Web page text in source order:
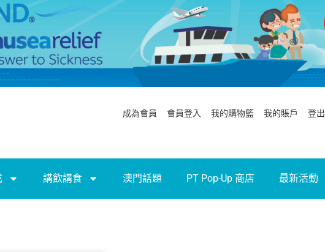
成為會員 會員登入 我的購物籃 我的賬戶 登出
講飲講食 澳門話題 PT Pop-Up 商店 最新活動